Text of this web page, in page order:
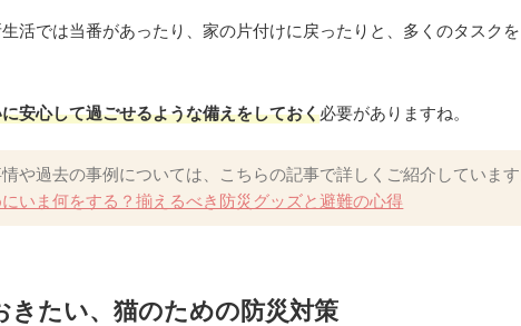
活では当番があったり、家の片付けに戻ったりと、多くのタスクを
安心して過ごせるような備えをしておく必要がありますね。
や過去の事例については、こちらの記事で詳しくご紹介しています
いま何をする？揃えるべき防災グッズと避難の心得
きたい、猫のための防災対策